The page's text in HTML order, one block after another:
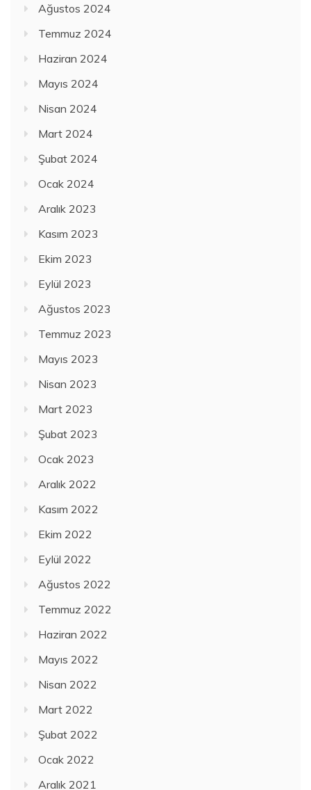
Ağustos 2024
Temmuz 2024
Haziran 2024
Mayıs 2024
Nisan 2024
Mart 2024
Şubat 2024
Ocak 2024
Aralık 2023
Kasım 2023
Ekim 2023
Eylül 2023
Ağustos 2023
Temmuz 2023
Mayıs 2023
Nisan 2023
Mart 2023
Şubat 2023
Ocak 2023
Aralık 2022
Kasım 2022
Ekim 2022
Eylül 2022
Ağustos 2022
Temmuz 2022
Haziran 2022
Mayıs 2022
Nisan 2022
Mart 2022
Şubat 2022
Ocak 2022
Aralık 2021